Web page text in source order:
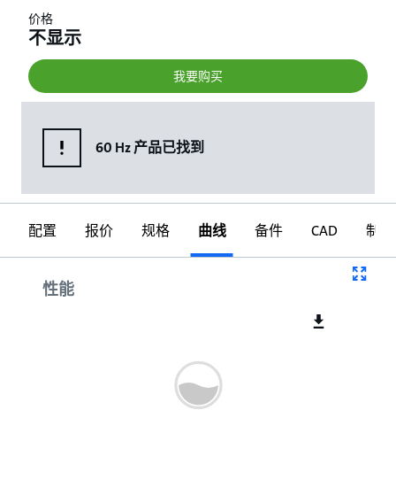
价格
不显示
我要购买
60 Hz 产品已找到
配置 报价 规格 曲线 备件 CAD 制图
性能